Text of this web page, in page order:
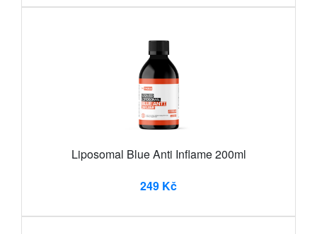
Liposomal Blue Anti Inflame 200ml
249 Kč